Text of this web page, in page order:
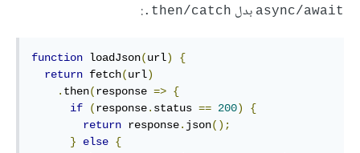
async/await بدل ‎.then/catch
:
function loadJson(url)
{
return fetch(url)
. then(response => {
if
(response. status == 200)
{
return response. json();
}
else {